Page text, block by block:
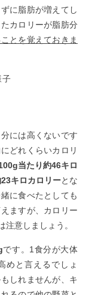
に脂肪が増えてし
カロリーが脂肪分
とを覚えておきま
には高くないです
どれくらいカロリ
当たり約46キロ
キロカロリーとな
に食べたとしても
ますが、カロリー
意しましょう。
です。1食分が大体
めと言えるでしょ
しれませんが、キ